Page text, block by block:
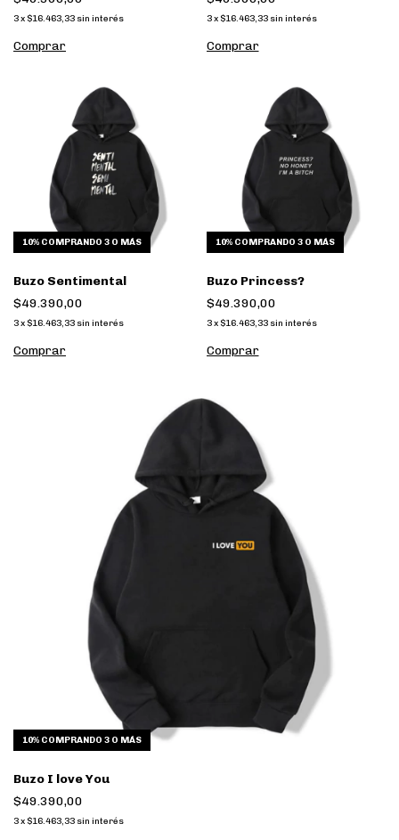
3x $16.463,33 sin interés
Comprar
3 x $16.463,33 sin interés
Comprar
10% COMPRANDO 3 O MÁS
Buzo Sentimental
$49.390,00
3x $16.463,33 sin interés
Comprar
10% COMPRANDO 3 O MÁS
Buzo Princess?
$49.390,00
3 x $16.463,33 sin interés
Comprar
10% COMPRANDO 3 O MÁS
Buzo I love You
$49.390,00
3x $16.463,33 sin interés